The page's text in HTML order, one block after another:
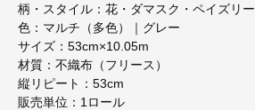
柄・スタイル：花・ダマスク・ペイズリー
色：マルチ（多色）｜グレー
サイズ：53cm×10.05m
材質：不織布（フリース）
縦リピート：53cm
販売単位：1ロール